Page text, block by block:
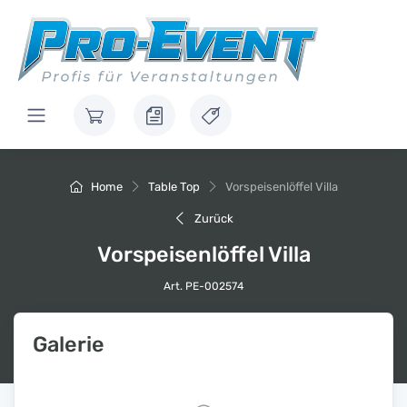
Home Table Top Vorspeisenlöffel Villa
Zurück
Vorspeisenlöffel Villa
Art. PE-002574
Galerie